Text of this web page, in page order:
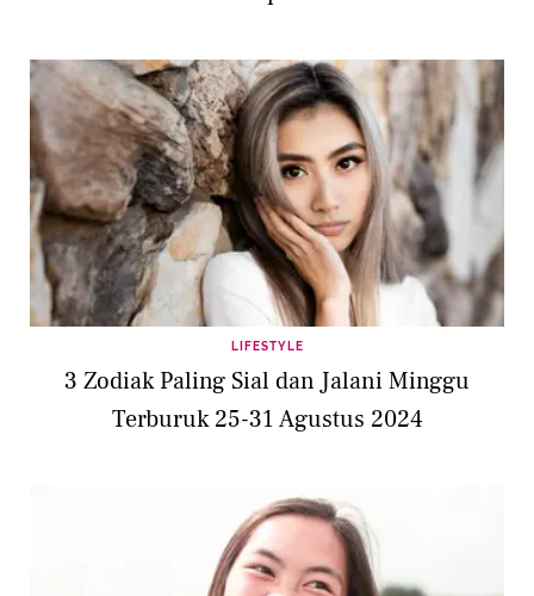
LIFESTYLE
3 Zodiak Paling Sial dan Jalani Minggu
Terburuk 25-31 Agustus 2024